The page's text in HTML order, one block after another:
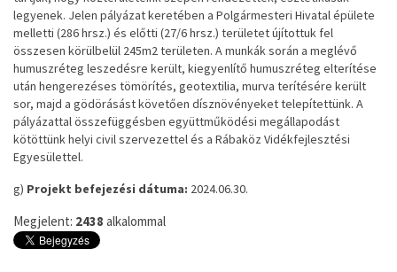
legyenek. Jelen pályázat keretében a Polgármesteri Hivatal épülete
melletti (286 hrsz.) és előtti (27/6 hrsz.) területet újítottuk fel
összesen körülbelül 245m2 területen. A munkák során a meglévő
humuszréteg leszedésre került, kiegyenlítő humuszréteg elterítése
után hengerezéses tömörítés, geotextilia, murva terítésére került
sor, majd a gödörásást követően dísznövényeket telepítettünk. A
pályázattal összefüggésben együttműködési megállapodást
kötöttünk helyi civil szervezettel és a Rábaköz Vidékfejlesztési
Egyesülettel.
g) Projekt befejezési dátuma: 2024.06.30.
Megjelent: 2438 alkalommal